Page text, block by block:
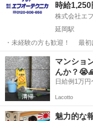
ーテクニカ」でご登録がある
時給1,250
株式会社エ
延岡駅
・未経験の方も歓迎！ 最初
安心してスタートできます。 ・接客マナーが自然と身につく環境 丁
寧な言葉づかいや礼儀作法な
の心に寄り添えるお仕事です
宮崎 延岡市
マンショ
んか？
Lacotto
魅力的な